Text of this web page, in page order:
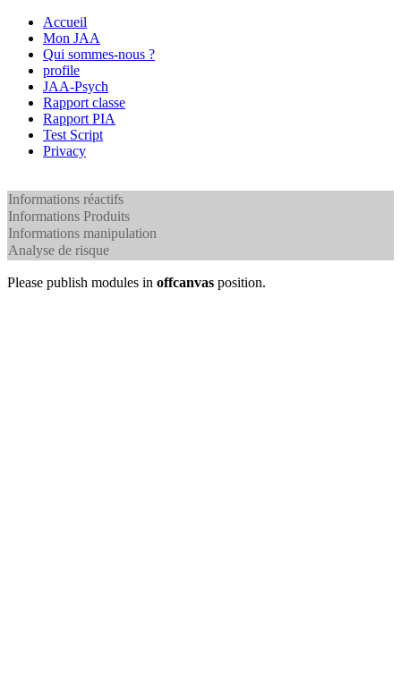
Accueil
Mon JAA
Qui sommes-nous ?
profile
JAA-Psych
Rapport classe
Rapport PIA
Test Script
Privacy
Informations réactifs
Informations Produits
Informations manipulation
Analyse de risque
Please publish modules in offcanvas position.